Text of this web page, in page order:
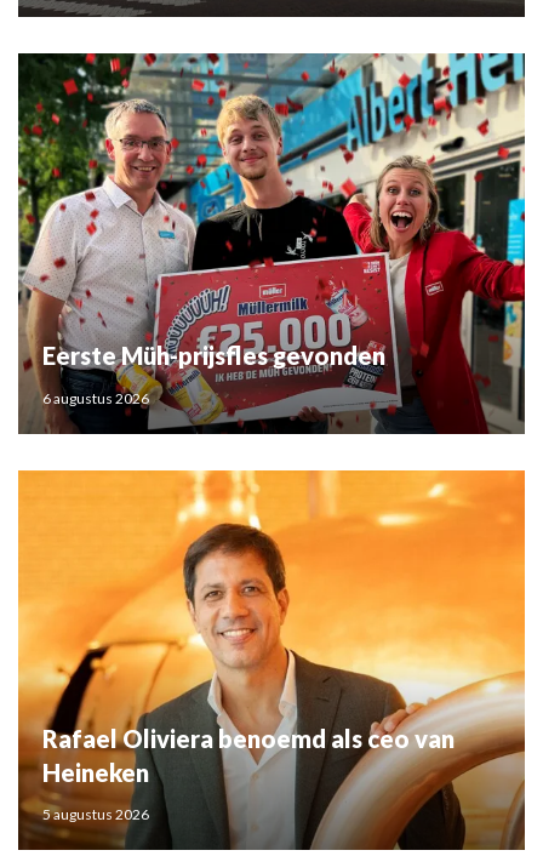
Eerste Müh-prijsfles gevonden
6 augustus 2026
Rafael Oliviera benoemd als ceo van
Heineken
5 augustus 2026